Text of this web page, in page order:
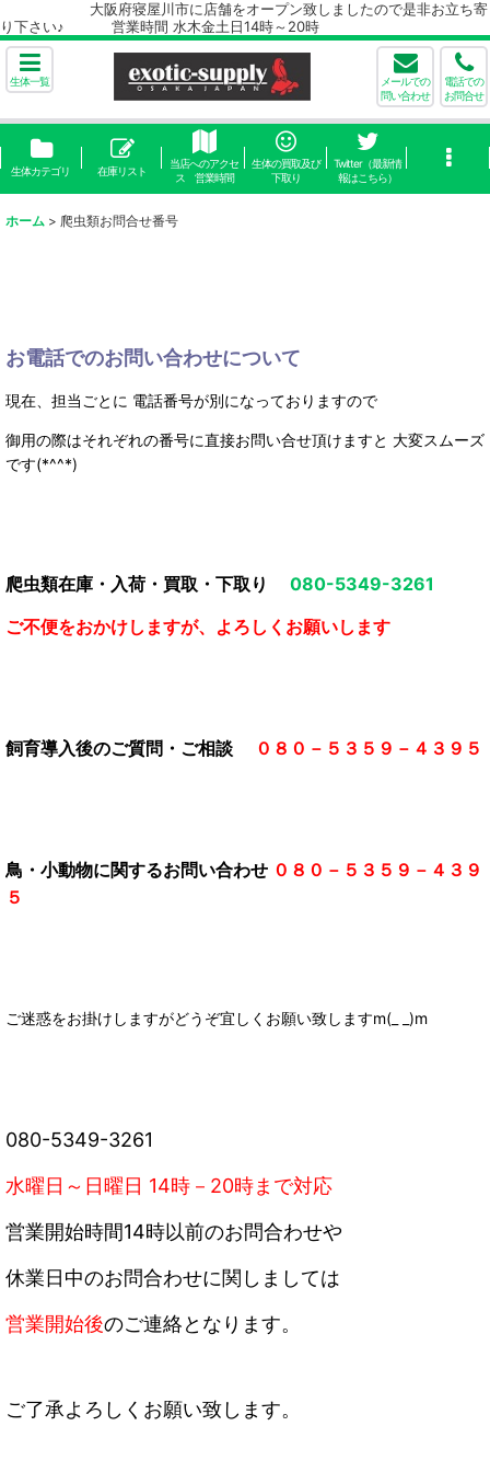
大阪府寝屋川市に店舗をオープン致しましたので是非お立ち寄
り下さい♪ 営業時間 水木金土日14時～20時
生体一覧
メールでの
問い合わせ
電話での
お問合せ
生体カテゴリ 在庫リスト
当店へのアクセ
ス 営業時間
生体の買取及び
下取り
Twitter（最新情
報はこちら）
ホーム > 爬虫類お問合せ番号
お電話でのお問い合わせについて
現在、担当ごとに 電話番号が別になっておりますので
御用の際はそれぞれの番号に直接お問い合せ頂けますと 大変スムーズ
です(*^^*)
爬虫類在庫・入荷・買取・下取り 080-5349-3261
ご不便をおかけしますが、よろしくお願いします
飼育導入後のご質問・ご相談 ０８０－５３５９－４３９５
鳥・小動物に関するお問い合わせ ０８０－５３５９－４３９
５
ご迷惑をお掛けしますがどうぞ宜しくお願い致しますm(_ _)m
080-5349-3261
水曜日～日曜日 14時－20時まで対応
営業開始時間14時以前のお問合わせや
休業日中のお問合わせに関しましては
営業開始後のご連絡となります。
ご了承よろしくお願い致します。